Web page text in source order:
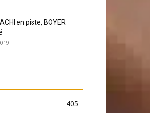
en piste, BOYER
405